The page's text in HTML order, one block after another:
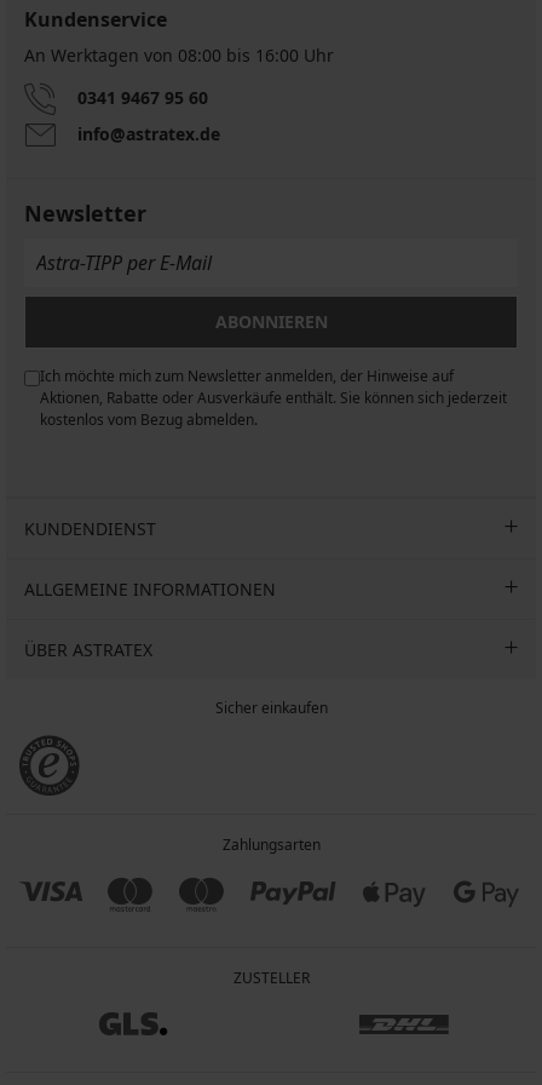
Kundenservice
An Werktagen von 08:00 bis 16:00 Uhr
0341 9467 95 60
info@astratex.de
Newsletter
ABONNIEREN
Ich möchte mich zum Newsletter anmelden, der Hinweise auf
Aktionen, Rabatte oder Ausverkäufe enthält. Sie können sich jederzeit
kostenlos vom Bezug abmelden.
KUNDENDIENST
ALLGEMEINE INFORMATIONEN
ÜBER ASTRATEX
Sicher einkaufen
Zahlungsarten
ZUSTELLER